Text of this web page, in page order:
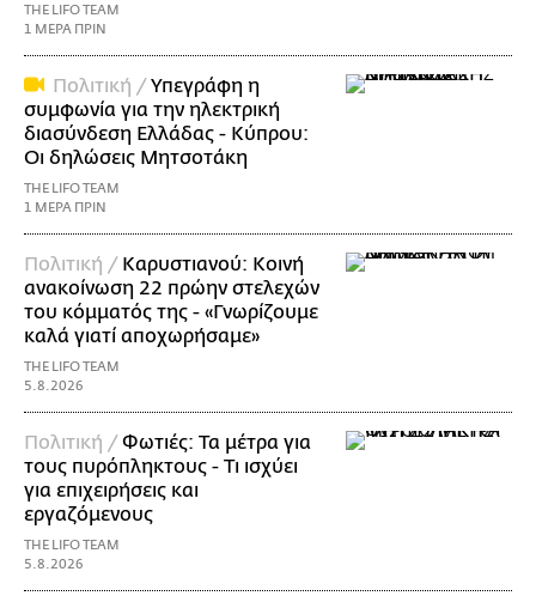
THE LIFO TEAM
1 ΜΕΡΑ ΠΡΙΝ
Πολιτική /Υπεγράφη η
συμφωνία για την ηλεκτρική
διασύνδεση Ελλάδας - Κύπρου:
Οι δηλώσεις Μητσοτάκη
THE LIFO TEAM
1 ΜΕΡΑ ΠΡΙΝ
Πολιτική / Καρυστιανού: Κοινή
ανακοίνωση 22 πρώην στελεχών
του κόμματός της - «Γνωρίζουμε
καλά γιατί αποχωρήσαμε»
THE LIFO TEAM
5.8.2026
Πολιτική /Φωτιές: Τα μέτρα για
τους πυρόπληκτους - Τι ισχύει
για επιχειρήσεις και
εργαζόμενους
THE LIFO TEAM
5.8.2026